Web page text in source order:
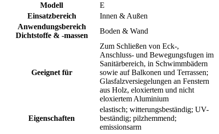
Modell
E
Einsatzbereich
Innen & Außen
Anwendungsbereich
Dichtstoffe & -massen
Boden & Wand
Geeignet für
Zum Schließen von Eck-,
Anschluss- und Bewegungsfugen im
Sanitärbereich, in Schwimmbädern
sowie auf Balkonen und Terrassen;
Glasfalzversiegelungen an Fenstern
aus Holz, eloxiertem und nicht
eloxiertem Aluminium
Eigenschaften
elastisch; witterungsbeständig; UV-
beständig; pilzhemmend;
emissionsarm